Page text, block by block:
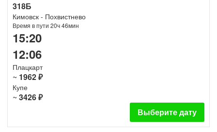
318Б
Кимовск - Похвистнево
Время в пути 20ч 46мин
15:20
12:06
Плацкарт
~ 1962 ₽
Купе
~ 3426 ₽
Выберите дату